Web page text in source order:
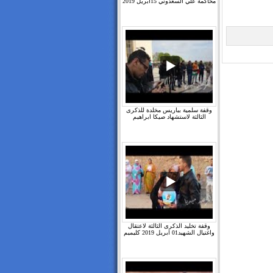
وقفة سلمية بباريس مخلدة للذكرى
الثالثة لاستشهاد صيكا ابراهيم
وقفة تخليد الذكرى الثالثة لاعتقال
واغتيال الشهيد01 ابريل 2019 كليميم